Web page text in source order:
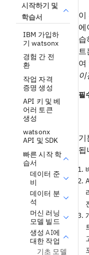
시작하기 및
학습서
IBM 가입하
기 watsonx
경험 간 전
환
작업 자격
증명 생성
API 키 및 베
어러 토큰
생성
watsonx
API 및 SDK
빠른 시작 학
습서
데이터 준
비
데이터 분
석
머신 러닝
모델 빌드
생성 AI에
대한 작업
기초 모델
이
에
습
트
여
필
기
됩